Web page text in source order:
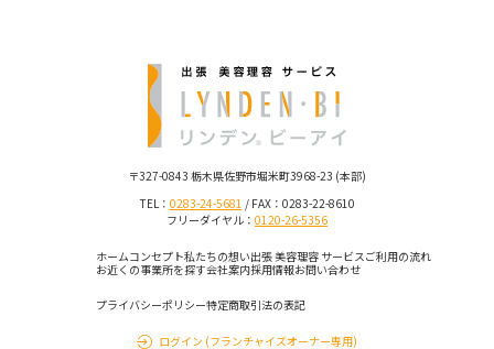
〒327-0843 栃木県佐野市堀米町3968-23 (本部)
TEL： 0283-24-5681 / FAX：0283-22-8610
フリーダイヤル： 0120-26-5356
ホームコンセプト私たちの想い出張 美容理容 サービス ご利用の流れ
お近くの事業所を探す会社案内採用情報お問い合わせ
プライバシーポリシー特定商取引法の表記
ログイン (フランチャイズオーナー専用)